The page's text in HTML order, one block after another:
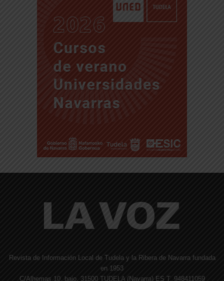
Revista de Información Local de Tudela y la Ribera de Navarra fundada
en 1953
C/Alhemas 10, bajo. 31500 TUDELA (Navarra) ES T. 948411059